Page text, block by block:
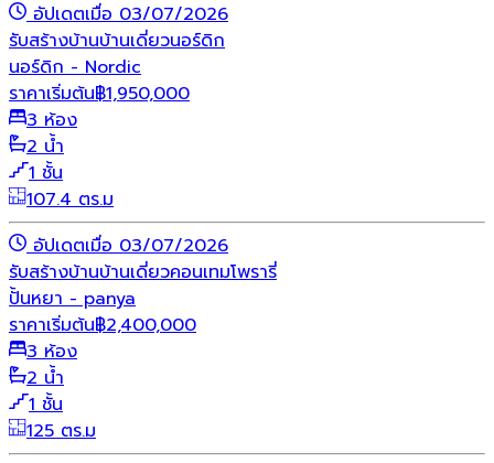
อัปเดตเมื่อ 03/07/2026
รับสร้างบ้านบ้านเดี่ยวนอร์ดิก
นอร์ดิก - Nordic
ราคาเริ่มต้น฿1,950,000
3 ห้อง
2 น้ำ
1 ชั้น
107.4 ตร.ม
อัปเดตเมื่อ 03/07/2026
รับสร้างบ้านบ้านเดี่ยวคอนเทมโพรารี่
ปั้นหยา - panya
ราคาเริ่มต้น฿2,400,000
3 ห้อง
2 น้ำ
1 ชั้น
125 ตร.ม